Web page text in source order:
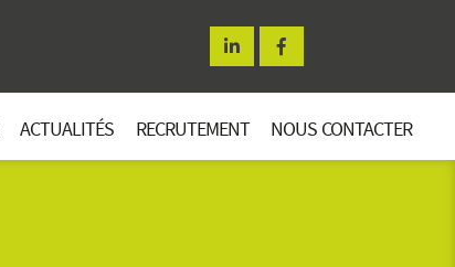
ACTUALITÉS RECRUTEMENT NOUS CONTACTER